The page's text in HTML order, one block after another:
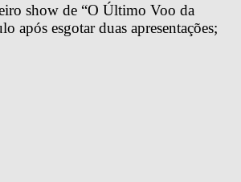
show de “O Último Voo da
após esgotar duas apresentações;